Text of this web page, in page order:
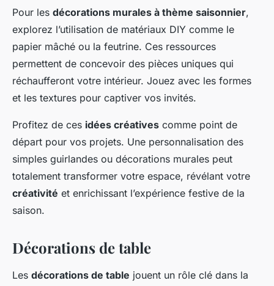
Pour les décorations murales à thème saisonnier,
explorez l’utilisation de matériaux DIY comme le
papier mâché ou la feutrine. Ces ressources
permettent de concevoir des pièces uniques qui
réchaufferont votre intérieur. Jouez avec les formes
et les textures pour captiver vos invités.
Profitez de ces idées créatives comme point de
départ pour vos projets. Une personnalisation des
simples guirlandes ou décorations murales peut
totalement transformer votre espace, révélant votre
créativité et enrichissant l’expérience festive de la
saison.
Décorations de table
Les décorations de table jouent un rôle clé dans la